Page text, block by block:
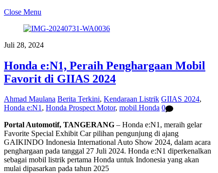
Close Menu
Juli 28, 2024
Honda e:N1, Peraih Penghargaan Mobil
Favorit di GIIAS 2024
Ahmad Maulana Berita Terkini, Kendaraan Listrik GIIAS 2024,
Honda e:N1, Honda Prospect Motor, mobil Honda 0
Portal Automotif, TANGERANG – Honda e:N1, meraih gelar
Favorite Special Exhibit Car pilihan pengunjung di ajang
GAIKINDO Indonesia International Auto Show 2024, dalam acara
penghargaan pada tanggal 27 Juli 2024. Honda e:N1 diperkenalkan
sebagai mobil listrik pertama Honda untuk Indonesia yang akan
mulai dipasarkan pada tahun 2025